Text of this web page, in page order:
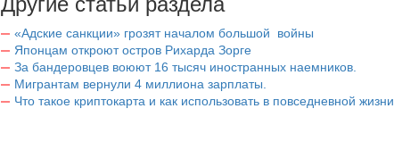
«Адские санкции» грозят началом большой войны
Японцам откроют остров Рихарда Зорге
За бандеровцев воюют 16 тысяч иностранных наемников.
Мигрантам вернули 4 миллиона зарплаты.
Что такое криптокарта и как использовать в повседневной жизни